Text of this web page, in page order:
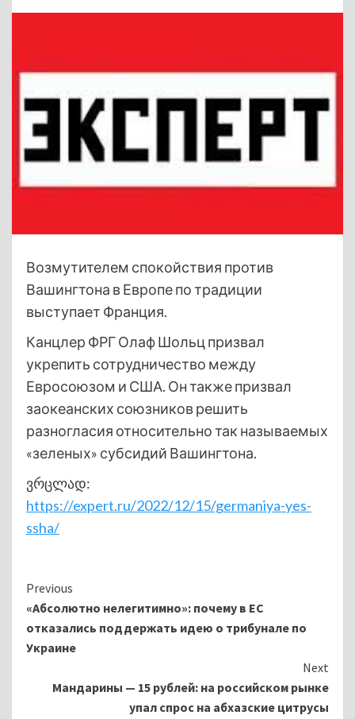
Возмутителем спокойствия против
Вашингтона в Европе по традиции
выступает Франция.
Канцлер ФРГ Олаф Шольц призвал
укрепить сотрудничество между
Евросоюзом и США. Он также призвал
заокеанских союзников решить
разногласия относительно так называемых
«зеленых» субсидий Вашингтона.
ვრცლად:
https://expert.ru/2022/12/15/germaniya-yes-
ssha/
Continue
Reading
Previous
«Абсолютно нелегитимно»: почему в ЕС
отказались поддержать идею о трибунале по
Украине
Next
Мандарины — 15 рублей: на российском рынке
упал спрос на абхазские цитрусы